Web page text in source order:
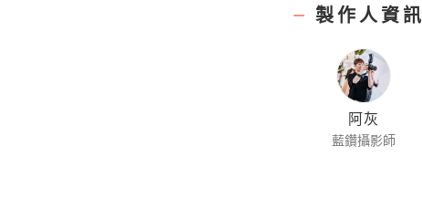
製作人資訊
阿灰
藍鑽攝影師